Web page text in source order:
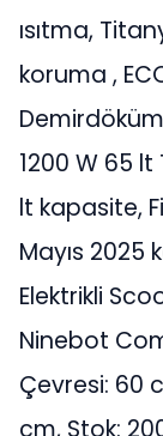
ısıtma,
koruma ,
1200 W 65
lt kapasite,
Mayıs
Elektrikli
Ninebot
Çevresi: 60
cm, Stok: